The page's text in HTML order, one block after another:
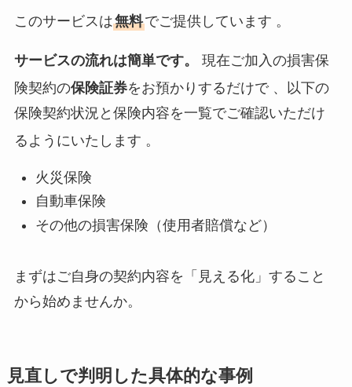
このサービスは無料でご提供しています 。
サービスの流れは簡単です。
現在ご加入の損害保
険契約の保険証券をお預かりするだけで 、以下の
保険契約状況と保険内容を一覧でご確認いただけ
るようにいたします 。
火災保険
自動車保険
その他の損害保険（使用者賠償など）
まずはご自身の契約内容を「見える化」すること
から始めませんか。
見直しで判明した具体的な事例